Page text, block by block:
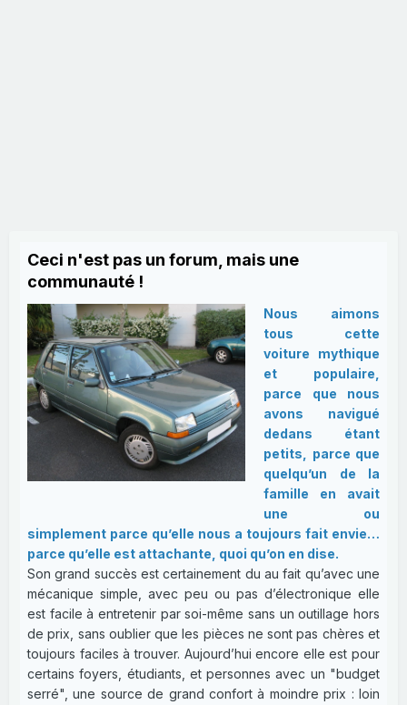
Ceci n'est pas un forum, mais une
communauté !
Nous aimons
tous cette
voiture mythique
et populaire,
parce que nous
avons navigué
dedans étant
petits, parce que
quelqu’un de la
famille en avait
une ou
simplement parce qu’elle nous a toujours fait envie…
parce qu’elle est attachante, quoi qu’on en dise.
Son grand succès est certainement du au fait qu’avec une
mécanique simple, avec peu ou pas d’électronique elle
est facile à entretenir par soi-même sans un outillage hors
de prix, sans oublier que les pièces ne sont pas chères et
toujours faciles à trouver. Aujourd’hui encore elle est pour
certains foyers, étudiants, et personnes avec un "budget
serré", une source de grand confort à moindre prix : loin